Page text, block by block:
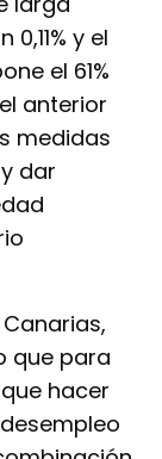
y el
el 61%
anterior
medidas
dar
que para
hacer